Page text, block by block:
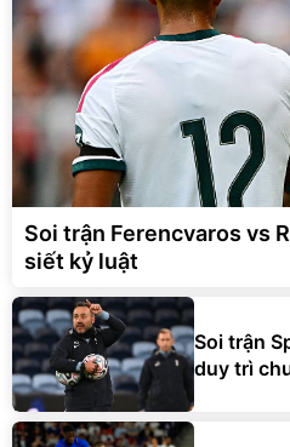
Soi trận Ferencvaros vs
siết kỷ luật
Soi trận
duy trì